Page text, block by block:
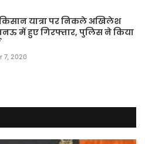
यात्रा पर निकले अखिलेश
में हुए गिरफ्तार, पुलिस ने किया
7, 2020